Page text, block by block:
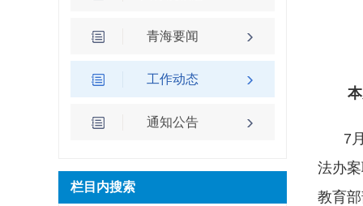
青海要闻
工作动态
通知公告
栏目内搜索
7
法办
教育